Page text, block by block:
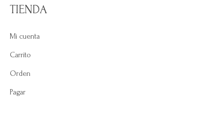
TIENDA
Mi cuenta
Carrito
Orden
Pagar